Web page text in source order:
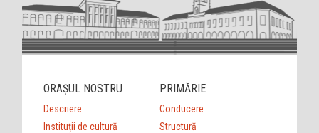
ORAȘUL NOSTRU
Descriere
Instituții de cultură
PRIMĂRIE
Conducere
Structură